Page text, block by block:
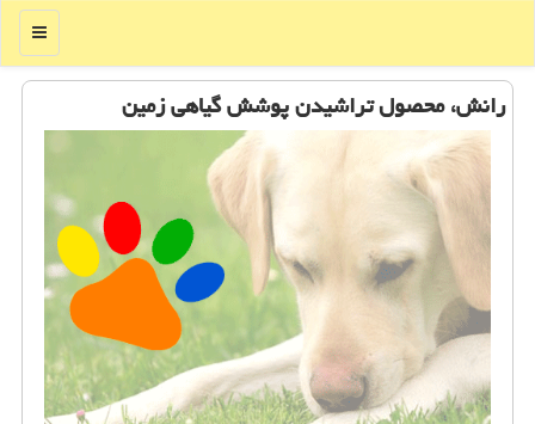
منو
رانش، محصول تراشیدن پوشش گیاهی زمین